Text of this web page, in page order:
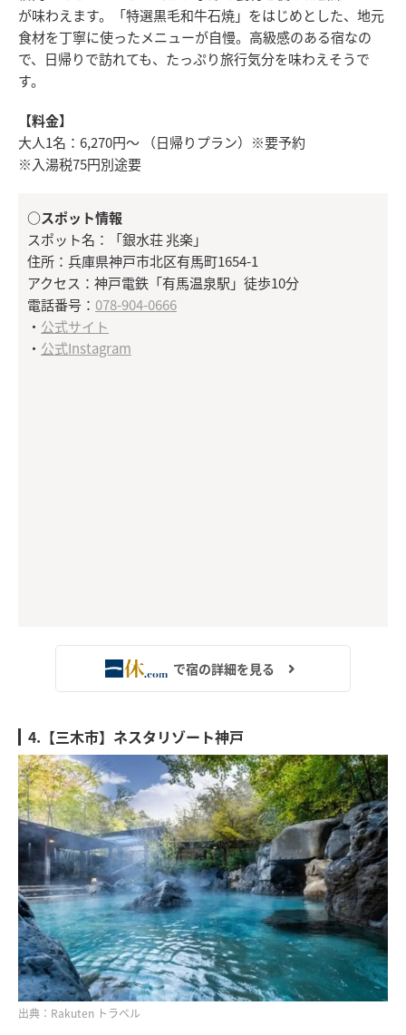
が味わえます。「特選黒毛和牛石焼」をはじめとした、地元
食材を丁寧に使ったメニューが自慢。高級感のある宿なの
で、日帰りで訪れても、たっぷり旅行気分を味わえそうで
す。
【料金】
大人1名：6,270円〜 （日帰りプラン）※要予約
※入湯税75円別途要
○スポット情報
スポット名：「銀水荘 兆楽」
住所：兵庫県神戸市北区有馬町1654-1
アクセス：神戸電鉄「有馬温泉駅」徒歩10分
電話番号： 078-904-0666
・ 公式サイト
・ 公式Instagram
で宿の詳細を見る
4.【三木市】ネスタリゾート神戸
出典：Rakuten トラベル